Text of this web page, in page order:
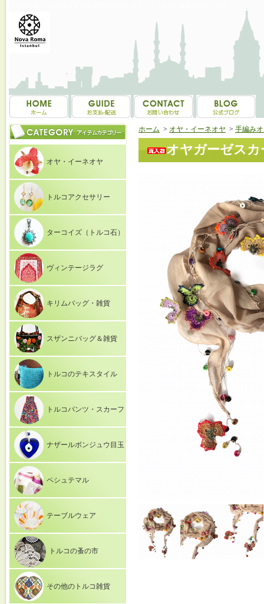
オヤ・イーネオヤ
トルコアクセサリー
ターコイズ（トルコ石）
ヴィンテージラグ
キリムバッグ・雑貨
スザンニバッグ＆雑貨
トルコのテキスタイル
トルコパンツ・スカーフ
ナザールボンジュウ目玉
ペシュテマル
テーブルウェア
トルコの蚤の市
その他のトルコ雑貨
ホーム > オヤ・イーネオヤ > 手編み
オヤガーゼス